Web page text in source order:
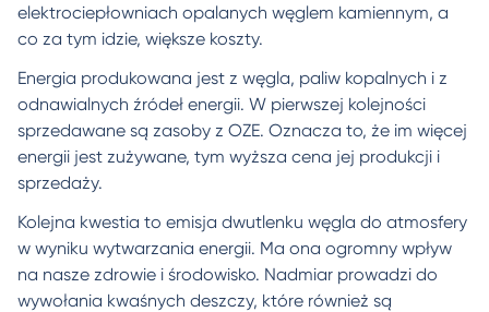
elektrociepłowniach opalanych węglem kamiennym, a
co za tym idzie, większe koszty.
Energia produkowana jest z węgla, paliw kopalnych i z
odnawialnych źródeł energii. W pierwszej kolejności
sprzedawane są zasoby z OZE. Oznacza to, że im więcej
energii jest zużywane, tym wyższa cena jej produkcji i
sprzedaży.
Kolejna kwestia to emisja dwutlenku węgla do atmosfery
w wyniku wytwarzania energii. Ma ona ogromny wpływ
na nasze zdrowie i środowisko. Nadmiar prowadzi do
wywołania kwaśnych deszczy, które również są